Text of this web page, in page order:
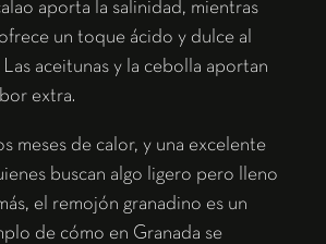
aporta la salinidad, mientras
un toque ácido y dulce al
aceitunas y la cebolla aportan
extra.
meses de calor, y una excelente
buscan algo ligero pero lleno
el remojón granadino es un
de cómo en Granada se